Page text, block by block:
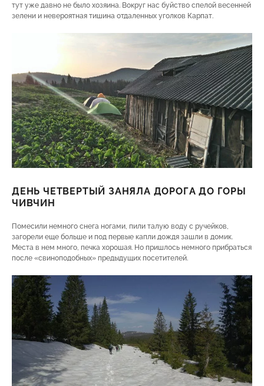
тут уже давно не было хозяина. Вокруг нас буйство спелой весенней
зелени и невероятная тишина отдаленных уголков Карпат.
ДЕНЬ ЧЕТВЕРТЫЙ ЗАНЯЛА ДОРОГА ДО ГОРЫ
ЧИВЧИН
Помесили немного снега ногами, пили талую воду с ручейков,
загорели еще больше и под первые капли дождя зашли в домик.
Места в нем много, печка хорошая. Но пришлось немного прибраться
после «свиноподобных» предыдущих посетителей.